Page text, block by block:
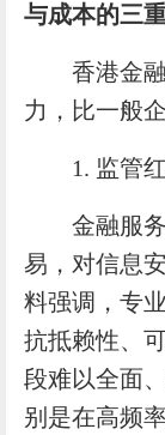
与成本的三
香港金
力，比一般
1. 监管
金融服
易，对信息
料强调，专
抗抵赖性、
段难以全面
别是在高频